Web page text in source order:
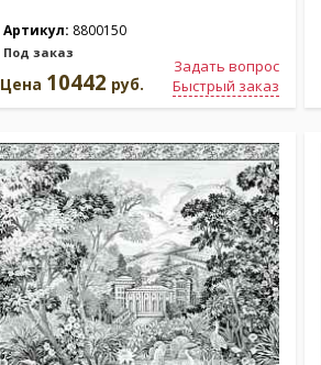
Артикул: 8800150
Под заказ
Задать вопрос
Быстрый заказ
Цена 10442 руб.